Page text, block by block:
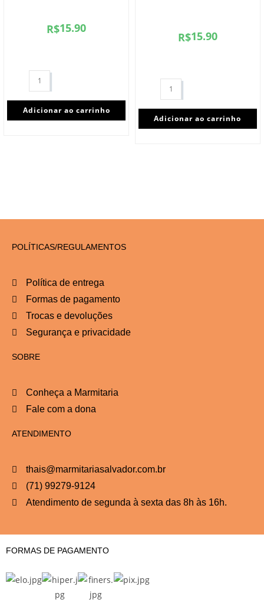
R$15.90
Adicionar ao carrinho
R$15.90
Adicionar ao carrinho
POLÍTICAS/REGULAMENTOS
Política de entrega
Formas de pagamento
Trocas e devoluções
Segurança e privacidade
SOBRE
Conheça a Marmitaria
Fale com a dona
ATENDIMENTO
thais@marmitariasalvador.com.br
(71) 99279-9124
Atendimento de segunda à sexta das 8h às 16h.
FORMAS DE PAGAMENTO